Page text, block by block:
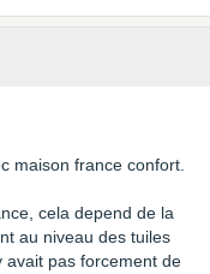
maison france confort.
cela depend de la
au niveau des tuiles
avait pas forcement de